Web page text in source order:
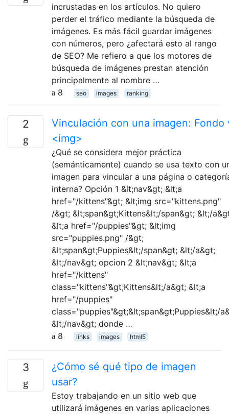
incrustadas en los artículos. No quiero
perder el tráfico mediante la búsqueda de
imágenes. Es más fácil guardar imágenes
con números, pero ¿afectará esto al rango
de SEO? Me refiero a que los motores de
búsqueda de imágenes prestan atención
principalmente al nombre …
8
seo images ranking
2
Vinculación con una imagen: Fondo
<img>
¿Qué se considera mejor práctica
(semánticamente) cuando se usa texto con
imagen para vincular a una página o
interna? Opción 1 &lt;nav&gt; &lt;a
href="/kittens"&gt; &lt;img src="kittens.png"
/&gt; &lt;span&gt;Kittens&lt;/span&gt; &lt;/
&lt;a href="/puppies"&gt; &lt;img
src="puppies.png" /&gt;
&lt;span&gt;Puppies&lt;/span&gt; &lt;/a&gt;
&lt;/nav&gt; opcion 2 &lt;nav&gt; &lt;a
href="/kittens"
class="kittens"&gt;Kittens&lt;/a&gt; &lt;a
href="/puppies"
class="puppies"&gt;&lt;span&gt;Puppies&lt;/
&lt;/nav&gt; donde …
8
links images html5
3
¿Cómo sé qué tipo de imagen
usar?
Estoy trabajando en un sitio web que
utilizará imágenes en varias aplicaciones